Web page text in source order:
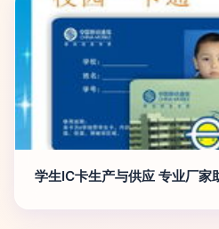
学生IC卡生产与供应 专业厂家